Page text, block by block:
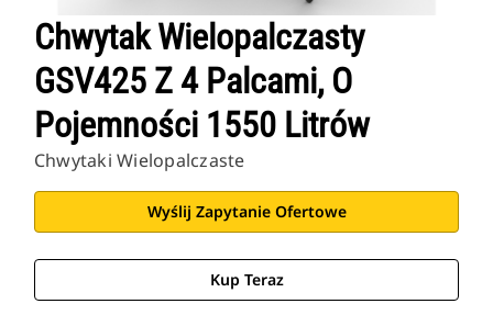
Chwytak Wielopalczasty
GSV425 Z 4 Palcami, O
Pojemności 1550 Litrów
Chwytaki Wielopalczaste
Wyślij Zapytanie Ofertowe
Kup Teraz